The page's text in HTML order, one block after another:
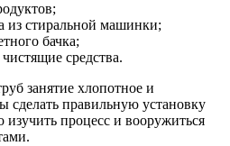
из стиральной машинки;
бачка;
средства.
занятие хлопотное и
сделать правильную установку
процесс и вооружиться